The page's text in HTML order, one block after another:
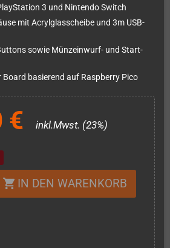
3 und Nintendo Switch
mit Acrylglasscheibe und 3m USB-
sowie Münzeinwurf- und Start-
Board basierend auf Raspberry Pico
€ inkl.Mwst. (23%)
shopping_cart IN DEN WARENKORB